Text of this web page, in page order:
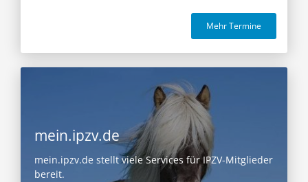
Mehr Termine
mein.ipzv.de
mein.ipzv.de stellt viele Services für IPZV-Mitglieder
bereit.